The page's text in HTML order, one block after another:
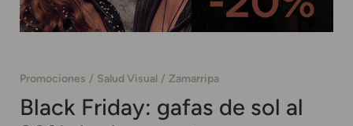
Promociones Salud Visual Zamarripa
Black Friday: gafas de sol al